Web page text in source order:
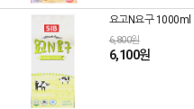
요고N요구 1000ml
6,800원
6,100원